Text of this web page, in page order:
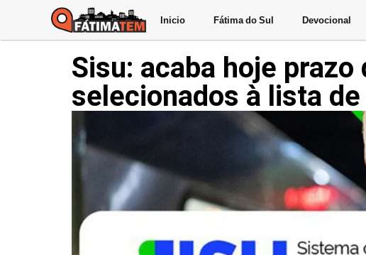
Inicio Fátima do Sul Devocional
Sisu: acaba hoje prazo
selecionados à lista